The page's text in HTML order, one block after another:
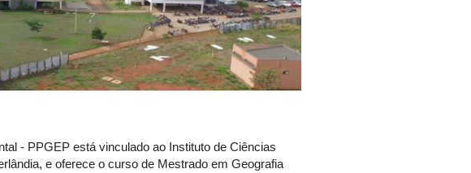
- PPGEP está vinculado ao Instituto de Ciências
e oferece o curso de Mestrado em Geografia